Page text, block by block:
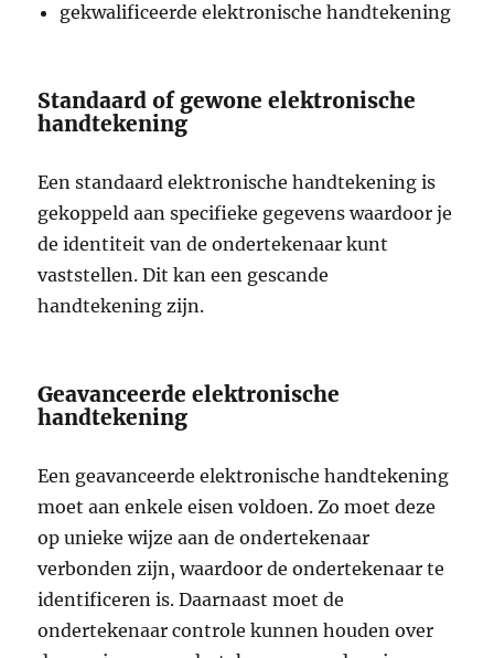
gekwalificeerde elektronische handtekening
Standaard of gewone elektronische
handtekening
Een standaard elektronische handtekening is
gekoppeld aan specifieke gegevens waardoor je
de identiteit van de ondertekenaar kunt
vaststellen. Dit kan een gescande
handtekening zijn.
Geavanceerde elektronische
handtekening
Een geavanceerde elektronische handtekening
moet aan enkele eisen voldoen. Zo moet deze
op unieke wijze aan de ondertekenaar
verbonden zijn, waardoor de ondertekenaar te
identificeren is. Daarnaast moet de
ondertekenaar controle kunnen houden over